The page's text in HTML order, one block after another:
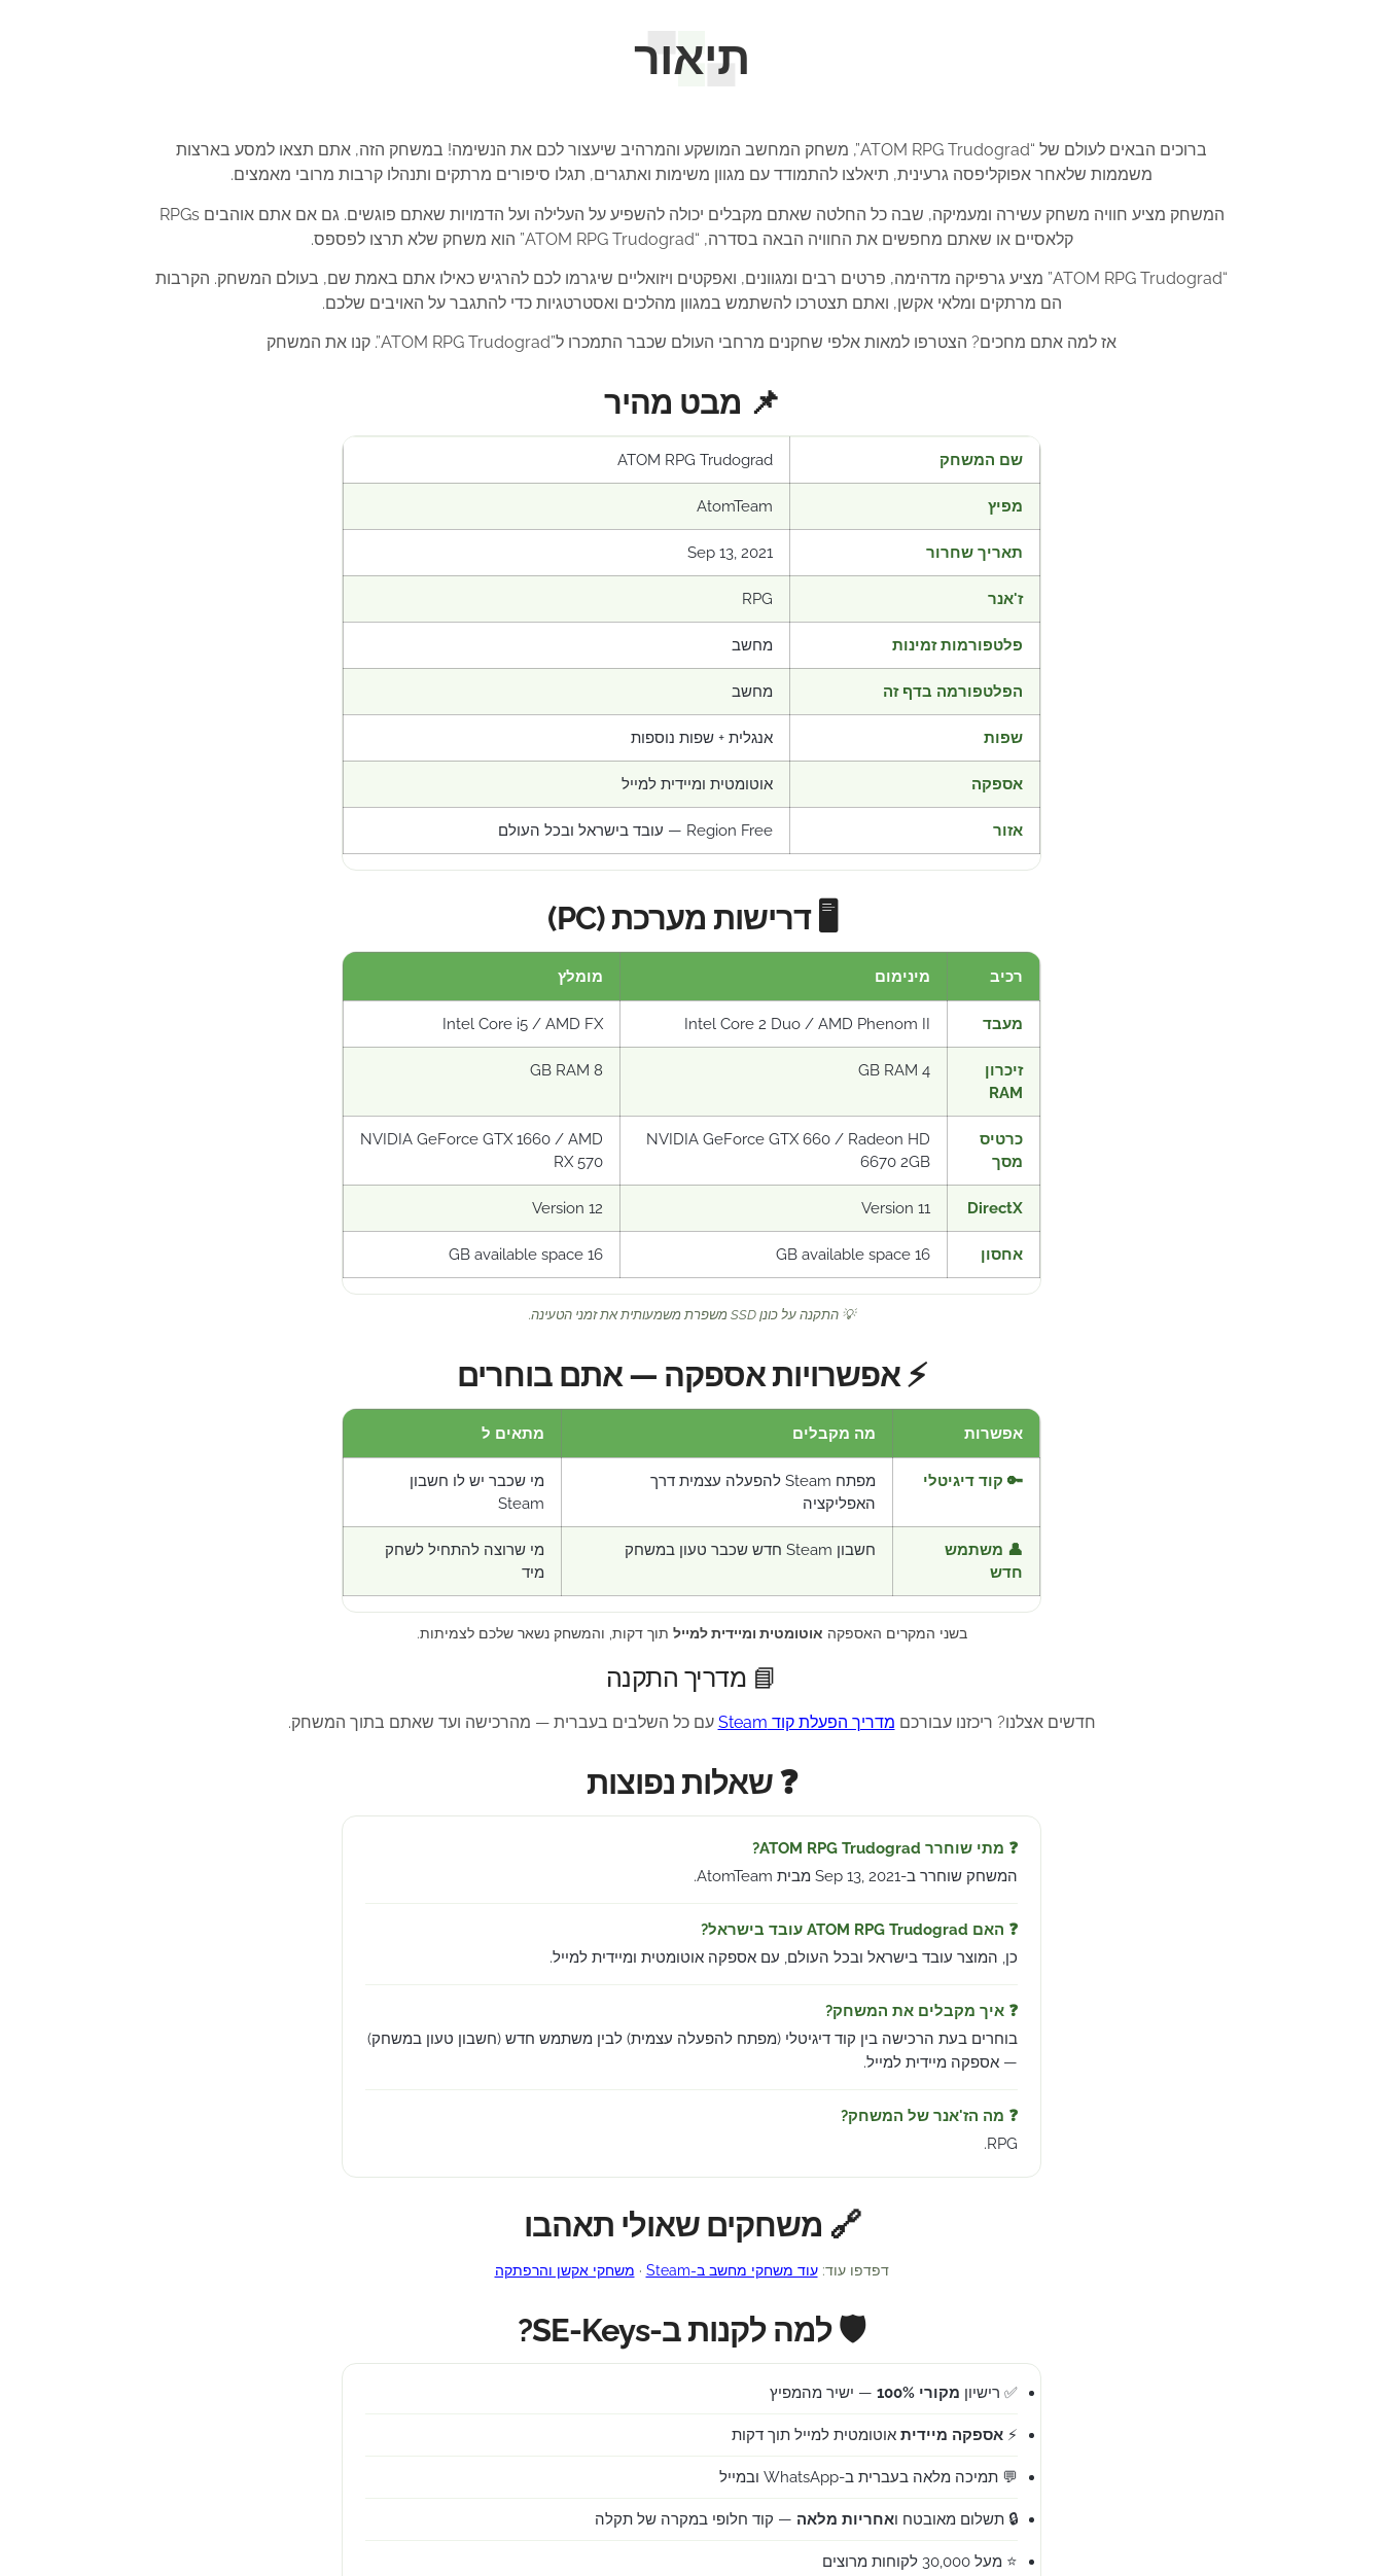
תיאור
ברוכים הבאים לעולם של “ATOM RPG Trudograd”, משחק המחשב המושקע והמרהיב שיעצור לכם את הנשימה! במשחק הזה, אתם תצאו למסע בארצות
משממות שלאחר אפוקליפסה גרעינית, תיאלצו להתמודד עם מגוון משימות ואתגרים, תגלו סיפורים מרתקים ותנהלו קרבות מרובי מאמצים.
המשחק מציע חוויה משחק עשירה ומעמיקה, שבה כל החלטה שאתם מקבלים יכולה להשפיע על העלילה ועל הדמויות שאתם פוגשים. גם אם אתם אוהבים RPGs
קלאסיים או שאתם מחפשים את החוויה הבאה בסדרה, “ATOM RPG Trudograd” הוא משחק שלא תרצו לפספס.
“ATOM RPG Trudograd” מציע גרפיקה מדהימה, פרטים רבים ומגוונים, ואפקטים ויזואליים שיגרמו לכם להרגיש כאילו אתם באמת שם, בעולם המשחק. הקרבות
הם מרתקים ומלאי אקשן, ואתם תצטרכו להשתמש במגוון מהלכים ואסטרטגיות כדי להתגבר על האויבים שלכם.
אז למה אתם מחכים? הצטרפו למאות אלפי שחקנים מרחבי העולם שכבר התמכרו ל”ATOM RPG Trudograd”. קנו את המשחק
📌 מבט מהיר
שם המשחק ATOM RPG Trudograd
מפיץ AtomTeam
תאריך שחרור Sep 13, 2021
ז'אנר RPG
פלטפורמות זמינות מחשב
הפלטפורמה בדף זה מחשב
שפות אנגלית + שפות נוספות
אספקה אוטומטית ומיידית למייל
אזור Region Free — עובד בישראל ובכל העולם
🖥️ דרישות מערכת (PC)
רכיב מינימום מומלץ
מעבד Intel Core 2 Duo / AMD Phenom II
Intel Core i5 / AMD FX
זיכרון
RAM
4 GB RAM
8 GB RAM
כרטיס
מסך
NVIDIA GeForce GTX 660 / Radeon HD
6670 2GB
NVIDIA GeForce GTX 1660 / AMD
RX 570
DirectX
Version 11
Version 12
אחסון 16 GB available space
16 GB available space
💡 התקנה על כונן SSD משפרת משמעותית את זמני הטעינה.
⚡ אפשרויות אספקה — אתם בוחרים
אפשרות מה מקבלים מתאים ל
🔑 קוד דיגיטלי
מפתח Steam להפעלה עצמית דרך
האפליקציה
מי שכבר יש לו חשבון
Steam
👤 משתמש
חדש
חשבון Steam חדש שכבר טעון במשחק
מי שרוצה להתחיל לשחק
מיד
בשני המקרים האספקה אוטומטית ומיידית למייל תוך דקות, והמשחק נשאר שלכם לצמיתות.
📘 מדריך התקנה
חדשים אצלנו? ריכזנו עבורכם מדריך הפעלת קוד Steam עם כל השלבים בעברית — מהרכישה ועד שאתם בתוך המשחק.
❓ שאלות נפוצות
❓ מתי שוחרר ATOM RPG Trudograd?
המשחק שוחרר ב-Sep 13, 2021 מבית AtomTeam.
❓ האם ATOM RPG Trudograd עובד בישראל?
כן, המוצר עובד בישראל ובכל העולם, עם אספקה אוטומטית ומיידית למייל.
❓ איך מקבלים את המשחק?
בוחרים בעת הרכישה בין קוד דיגיטלי (מפתח להפעלה עצמית) לבין משתמש חדש (חשבון טעון במשחק)
— אספקה מיידית למייל.
❓ מה הז'אנר של המשחק?
RPG.
🔗 משחקים שאולי תאהבו
דפדפו עוד:עוד משחקי מחשב ב-Steam · משחקי אקשן והרפתקה
🛡️ למה לקנות ב-SE-Keys?
✅ רישיון מקורי 100% — ישיר מהמפיץ
⚡ אספקה מיידית אוטומטית למייל תוך דקות
💬 תמיכה מלאה בעברית ב-WhatsApp ובמייל
🔒 תשלום מאובטח ואחריות מלאה — קוד חלופי במקרה של תקלה
⭐ מעל 30,000 לקוחות מרוצים